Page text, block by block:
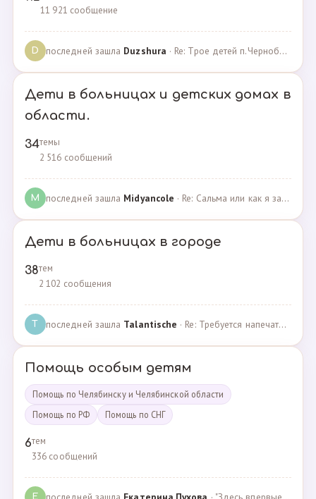
11 921 сообщение
D последней зашла Duzshura · Re: Трое детей п.Черноборский Чесменский район. · 27.06.2024
Дети в больницах и детских домах в
области.
34темы
2 516 сообщений
M последней зашла Midyancole · Re: Сальма или как я захотела помочь взросым сиротам · 16.12.2019
Дети в больницах в городе
38тем
2 102 сообщения
T последней зашла Talantische · Re: Требуется напечатать бейджики · 09.02.2024
Помощь особым детям
Помощь по Челябинску и Челябинской области
Помощь по РФ
Помощь по СНГ
6тем
336 сообщений
Е